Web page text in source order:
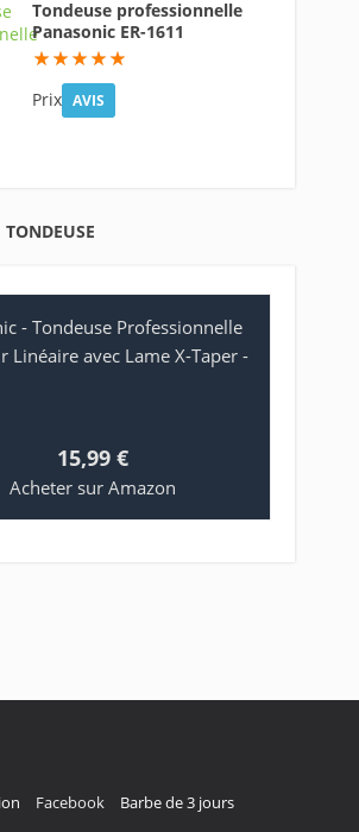
Tondeuse professionnelle
Panasonic ER-1611
Prix AVIS
- Tondeuse Professionnelle
Linéaire avec Lame X-Taper -
15,99 €
Acheter sur Amazon
Facebook Barbe de 3 jours